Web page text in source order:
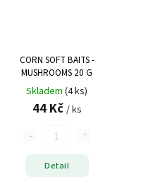
CORN SOFT BAITS -
MUSHROOMS 20 G
Skladem (4 ks)
44 Kč / ks
Detail